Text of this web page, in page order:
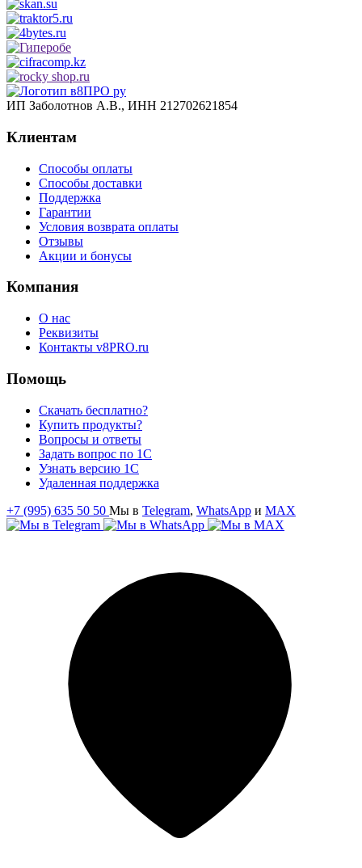
ИП Заболотнов А.В., ИНН 212702621854
Клиентам
Способы оплаты
Способы доставки
Поддержка
Гарантии
Условия возврата оплаты
Отзывы
Акции и бонусы
Компания
О нас
Реквизиты
Контакты v8PRO.ru
Помощь
Скачать бесплатно?
Купить продукты?
Вопросы и ответы
Задать вопрос по 1С
Узнать версию 1С
Удаленная поддержка
+7 (995) 635 50 50 Мы в Telegram, WhatsApp и MAX